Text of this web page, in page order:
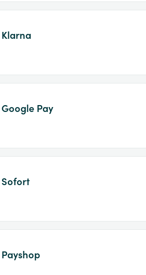
Klarna
Google Pay
Sofort
Payshop